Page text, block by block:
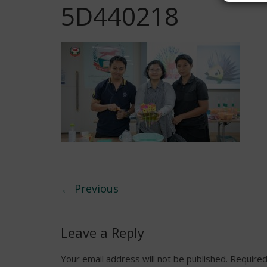
5D440218
← Previous
Leave a Reply
Your email address will not be published.